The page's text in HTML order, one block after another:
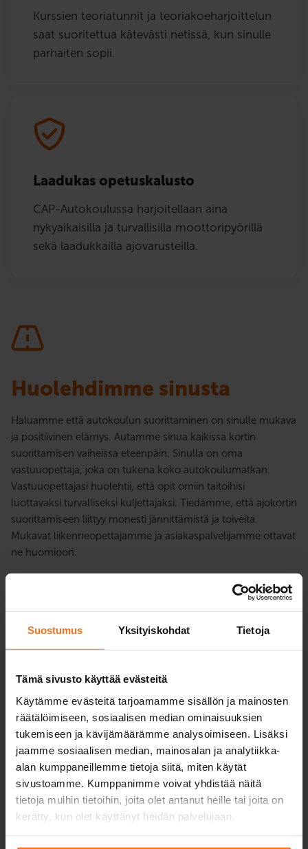
Suostumus Yksityiskohdat Tietoja
Tämä sivusto käyttää evästeitä
Käytämme evästeitä tarjoamamme sisällön ja mainosten
räätälöimiseen, sosiaalisen median ominaisuuksien
tukemiseen ja kävijämäärämme analysoimiseen. Lisäksi
jaamme sosiaalisen median, mainosalan ja analytiikka-
alan kumppaneillemme tietoja siitä, miten käytät
sivustoamme. Kumppanimme voivat yhdistää näitä
tietoja muihin tietoihin, joita olet antanut heille tai joita on
kerätty, kun olet käyttänyt heidän palvelujaan.
Kurssien teoriatunnit ja teoriakoeharjoittelun
saat suoritettua kätevästi netissä, kun sinulle
parhaiten sopii.
Laadukas opetuskalusto
CAP-Autokoulussa harjoitellaan aina
nykyaikaisilla ja turvallisilla moottoripyörillä
sekä laadukkailla ajovarusteilla.
Huolehdimme sinusta
Haluamme että autokoulun suorittaminen on sinulle mukava
ja positiivinen elämys. Autamme sinua kaikissa kortin
suorittamisen vaiheissa eteenpäin. Sinulla on oma
vastuuopettaja, joka on tukena koko autokoulumatkan.
Vastuuopettajasi huolehtii, että opit omiin taitoihisi
luottavaksi turvalliseksi kuljettajaksi. Tiedämme, että ajokortin
suorittamiseen liittyy monesti jännittämistä ja toiveita.
Mukavat liikenneopettajamme ja asiakaspalvelijamme ottavat
ne huomioon.
Suorita omaan tahtiin
Meille on tärkeää, että autokoulun suorittaminen onnistuu
juostavasti oppilaan omien aikataulujen mukaan. Teoriatunnit
voi aloittaa vaikka heti ilmoittautumisen jälkeen.
Teoriaopinnot pääsee suorittamaan netissä, missä ja milloin
tahansa. Ajotunnit sovitaan aina yhdessä oman
vastuuopettajan kanssa. Huolehdimme, että autokoulu tulee
suoritettua yhteisesti sovitussa tavoiteaikataulussa.